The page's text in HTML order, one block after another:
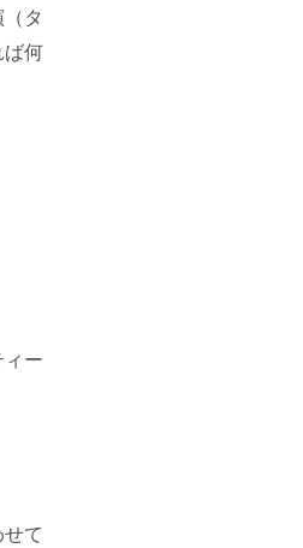
タ
何
ー
て